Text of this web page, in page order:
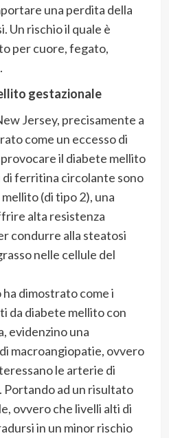
una perdita della
Un rischio il quale è
per cuore, fegato,
gestazionale
Jersey, precisamente a
come un eccesso di
il diabete mellito
di ferritina circolante sono
(di tipo 2), una
alta resistenza
condurre alla steatosi
nelle cellule del
dimostrato come i
da diabete mellito con
evidenzino una
macroangiopatie, ovvero
le arterie di
Portando ad un risultato
ovvero che livelli alti di
in un minor rischio